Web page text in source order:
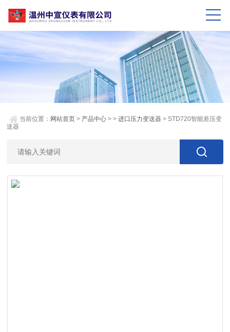
当前位置： 网站首页 > 产品中心 > >进口压力变送器 > STD720智能差压变
送器